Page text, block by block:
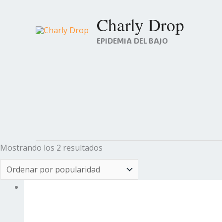
Charly Drop
EPIDEMIA DEL BAJO
Mostrando los 2 resultados